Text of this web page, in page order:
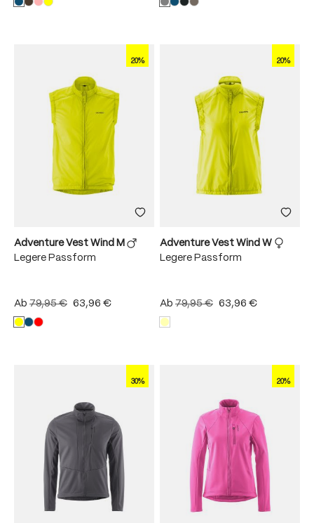
20%
Adventure Vest Wind M
Legere Passform
Ab 79,95 € 63,96 €
20%
Adventure Vest Wind W
Legere Passform
Ab 79,95 € 63,96 €
30% 20%